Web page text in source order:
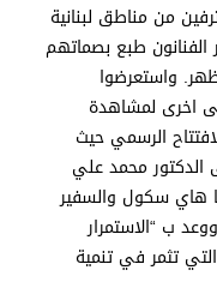
من مناطق لبنانية
الفنانون طبع بصماتهم
واستعرضوا
اخرى لمشاهدة
الرسمي حيث
الدكتور محمد علي
هاي سكول والسفير
ب “الاستمرار
التي تثمر في تنمية